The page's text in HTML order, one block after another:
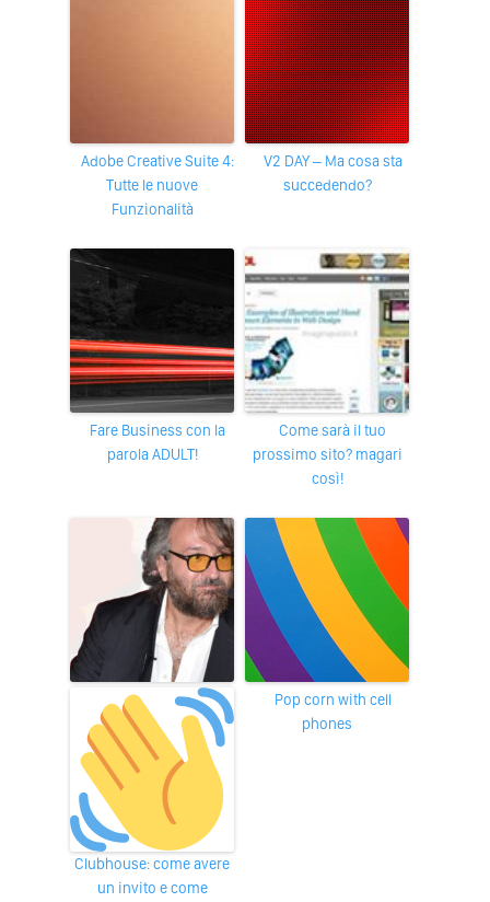
Adobe Creative Suite 4:
Tutte le nuove
Funzionalità
V2 DAY – Ma cosa sta
succedendo?
Fare Business con la
parola ADULT!
Come sarà il tuo
prossimo sito? magari
così!
Clubhouse: come avere
un invito e come
Pop corn with cell
phones